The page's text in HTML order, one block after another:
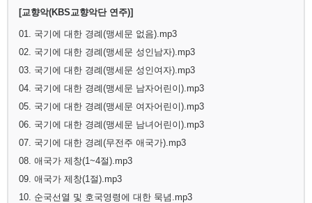
[교향악(KBS교향악단 연주)]
01. 국기에 대한 경례(맹세문 없음).mp3
02. 국기에 대한 경례(맹세문 성인남자).mp3
03. 국기에 대한 경례(맹세문 성인여자).mp3
04. 국기에 대한 경례(맹세문 남자어린이).mp3
05. 국기에 대한 경례(맹세문 여자어린이).mp3
06. 국기에 대한 경례(맹세문 남녀어린이).mp3
07. 국기에 대한 경례(무전주 애국가).mp3
08. 애국가 제창(1~4절).mp3
09. 애국가 제창(1절).mp3
10. 순국선열 및 호국영령에 대한 묵념.mp3